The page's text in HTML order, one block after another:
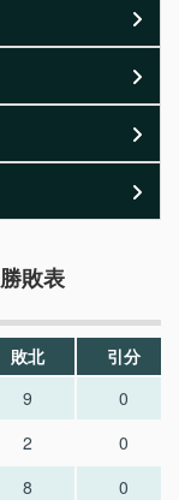
敗表
敗北
引分
9
0
2
0
8
0